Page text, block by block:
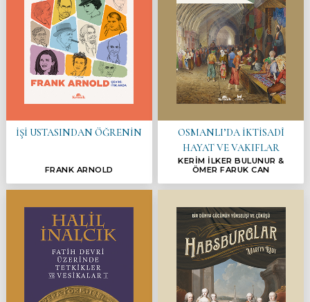
İŞİ USTASINDAN ÖĞRENİN
FRANK ARNOLD
OSMANLI’DA İKTİSADÎ
HAYAT VE VAKIFLAR
KERİM İLKER BULUNUR &
ÖMER FARUK CAN